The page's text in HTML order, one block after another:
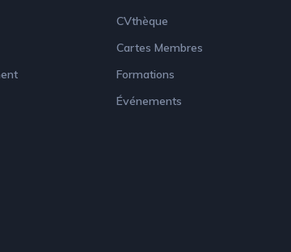
CVthèque
Cartes Membres
Formations
Événements